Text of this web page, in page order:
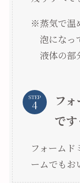
※蒸気で温
泡になっ
液体の部
STEP
フ
です
フォームド
ームでもお